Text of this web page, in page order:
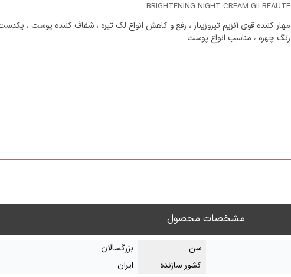
BRIGHTENING NIGHT CREAM GILBEAUTE
مهار کننده قوی آنزیم تیروزیناز ، رفع و کاهش انواع لک تیره ، شفاف کننده پوست ،
رنگ چهره ، مناسب انواع پوست
مشخصات محصول
سن
بزرگسالان
کشور سازنده ایران